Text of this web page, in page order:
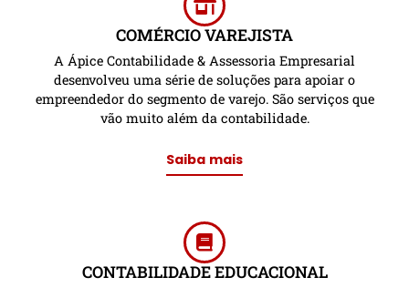
COMÉRCIO VAREJISTA
A Ápice Contabilidade & Assessoria Empresarial
desenvolveu uma série de soluções para apoiar o
empreendedor do segmento de varejo. São serviços que
vão muito além da contabilidade.
Saiba mais
CONTABILIDADE EDUCACIONAL